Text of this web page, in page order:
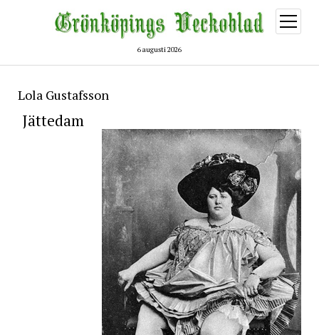
6 augusti 2026
öppna
meny
Lola Gustafsson
Jättedam